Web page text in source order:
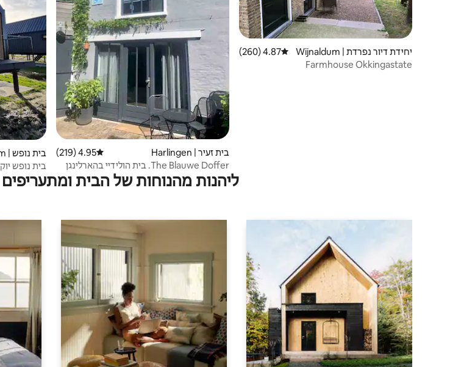
יחידת דיור נפרדת | Wijnaldum דירוג ממוצע של 4.87 מתוך 5, 260 ביקורות
4.87 (260)
Farmhouse Okkingastate
בית זעיר | Harlingen דירוג ממוצע של 4.95 מתוך 5, 219 ביקורות
4.95 (219)
The Blauwe Doffer. בית הולידיי בהארלינגן
בית נופש | Pietersbierum
בית נופש
ליהנות מהנוחות של הבית